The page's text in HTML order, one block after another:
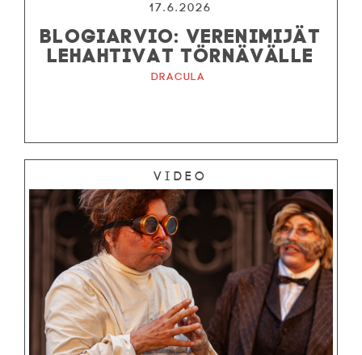
17.6.2026
BLOGIARVIO: VERENIMIJÄT
LEHAHTIVAT TÖRNÄVÄLLE
Dracula
Video